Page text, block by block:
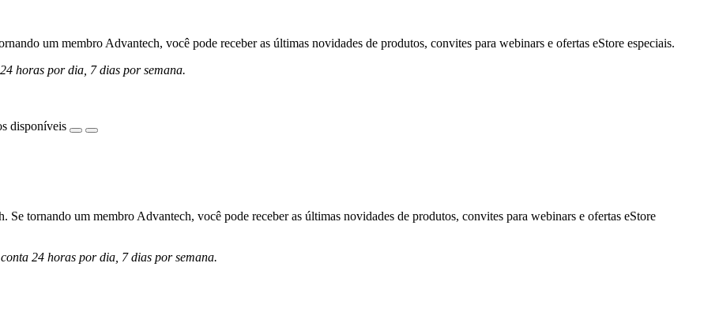
um membro Advantech, você pode receber as últimas novidades de produtos, convites para webinars e ofertas eStore especiais.
horas por dia, 7 dias por semana.
disponíveis
tornando um membro Advantech, você pode receber as últimas novidades de produtos, convites para webinars e ofertas eStore
24 horas por dia, 7 dias por semana.